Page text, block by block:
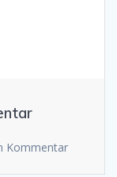
Kommentar